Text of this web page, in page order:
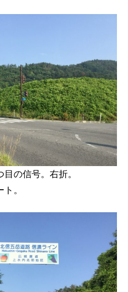
の信号。右折。
。